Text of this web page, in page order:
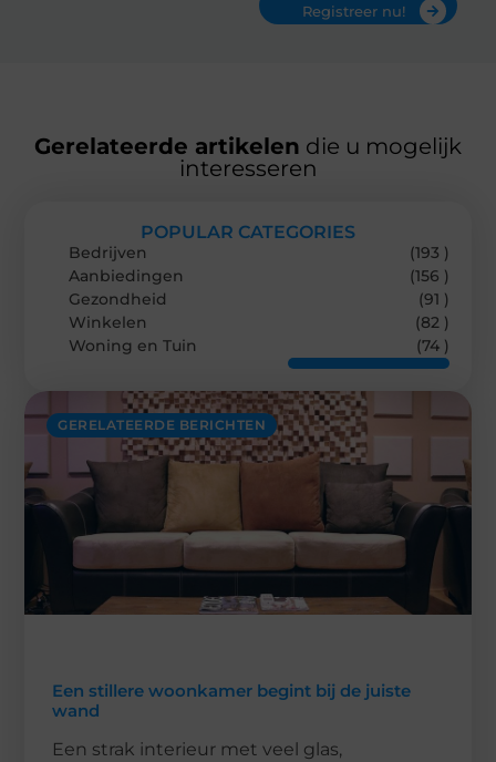
Registreer nu!
Gerelateerde artikelen die u mogelijk
interesseren
GERELATEERDE BERICHTEN
Een stillere woonkamer begint bij de juiste
wand
Een strak interieur met veel glas,
POPULAR CATEGORIES
Bedrijven
(193 )
Aanbiedingen
(156 )
Gezondheid
(91 )
Winkelen
(82 )
Woning en Tuin
(74 )